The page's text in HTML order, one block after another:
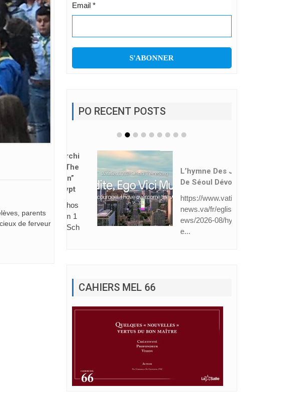
parents
de ferveur
Email *
PO RECENT POSTS
De Séoul Dévoilé
https://www.vatican
news.va/fr/eglise/n
ews/2026-08/hymn
e...